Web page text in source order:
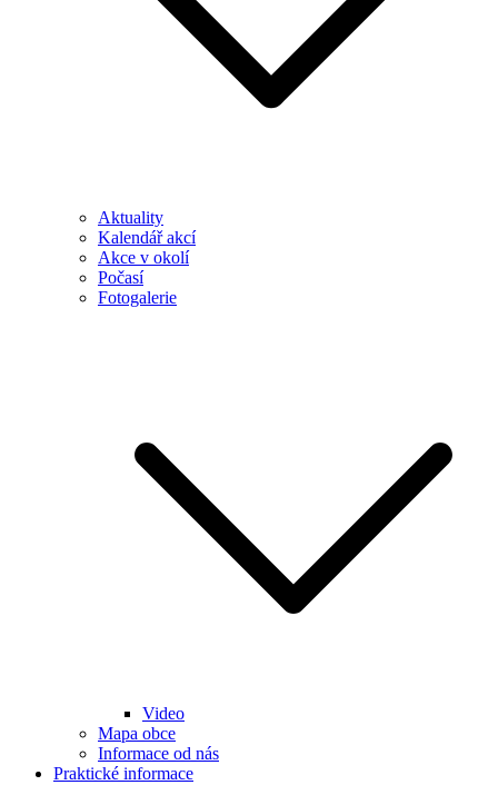
Aktuality
Kalendář akcí
Akce v okolí
Počasí
Fotogalerie
Video
Mapa obce
Informace od nás
Praktické informace